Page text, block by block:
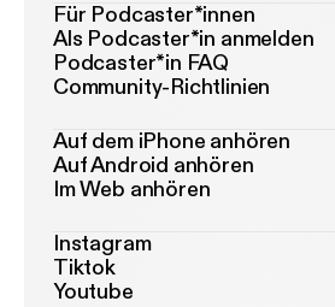
Für Podcaster*innen
Als Podcaster*in anmelden
Podcaster*in FAQ
Community-Richtlinien
Auf dem iPhone anhören
Auf Android anhören
Im Web anhören
Instagram
Tiktok
Youtube